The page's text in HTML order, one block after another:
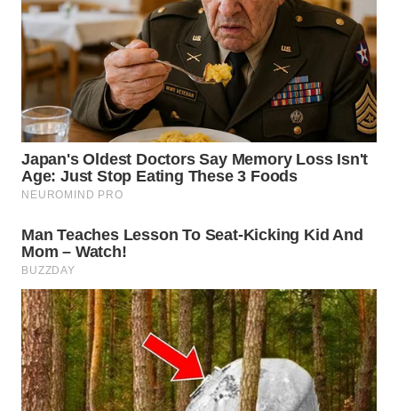
KALBAR
WN
KALTENG
WN
KALTARA
WN
WN
KALTIM
WN
SULSEL
WN
GORONTALO